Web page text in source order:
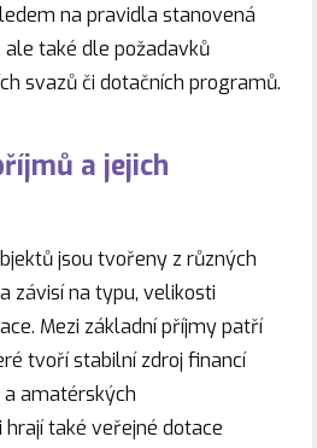
na pravidla stanovená
také dle požadavků
svazů či dotačních programů.
a jejich
jsou tvořeny z různých
závisí na typu, velikosti
Mezi základní příjmy patří
tvoří stabilní zdroj financí
amatérských
také veřejné dotace